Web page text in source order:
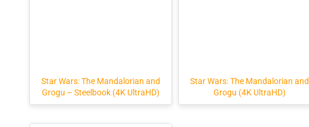
Star Wars: The Mandalorian and
Grogu – Steelbook (4K UltraHD)
Star Wars: The Mandalorian and
Grogu (4K UltraHD)